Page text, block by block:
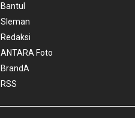
Bantul
Sleman
Redaksi
ANTARA Foto
BrandA
RSS